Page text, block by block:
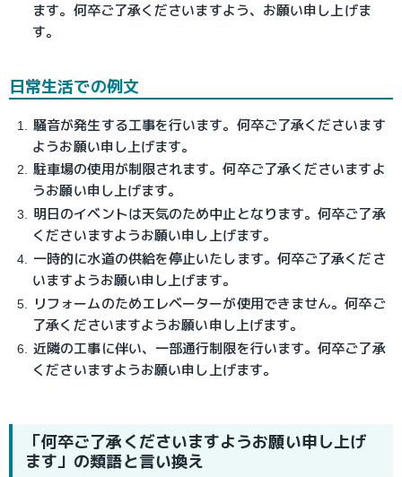
ます。何卒ご了承くださいますよう、お願い申し上げま
す。
日常生活での例文
騒音が発生する工事を行います。何卒ご了承くださいます
ようお願い申し上げます。
駐車場の使用が制限されます。何卒ご了承くださいますよ
うお願い申し上げます。
明日のイベントは天気のため中止となります。何卒ご了承
くださいますようお願い申し上げます。
一時的に水道の供給を停止いたします。何卒ご了承くださ
いますようお願い申し上げます。
リフォームのためエレベーターが使用できません。何卒ご
了承くださいますようお願い申し上げます。
近隣の工事に伴い、一部通行制限を行います。何卒ご了承
くださいますようお願い申し上げます。
「何卒ご了承くださいますようお願い申し上げ
ます」の類語と言い換え